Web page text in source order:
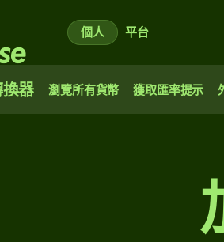
個人 平台
器 瀏覽所有貨幣 獲取匯率提示